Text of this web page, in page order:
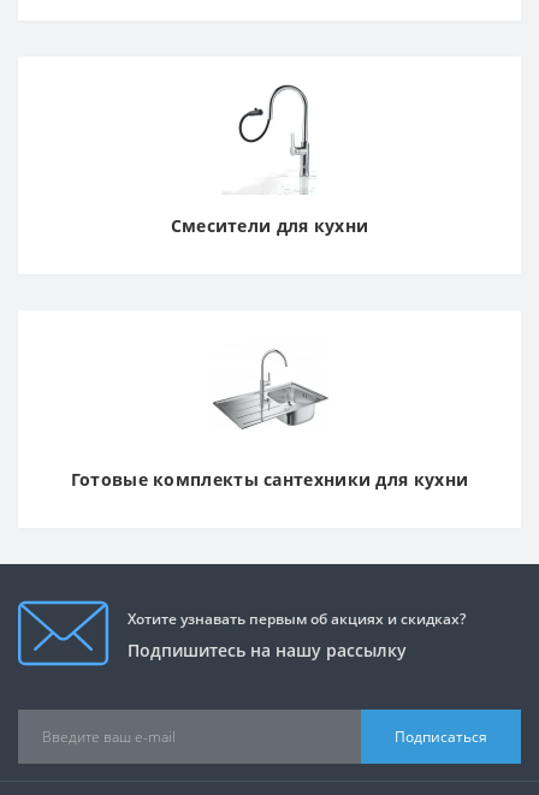
Смесители для кухни
Готовые комплекты сантехники для кухни
Хотите узнавать первым об акциях и скидках?
Подпишитесь на нашу рассылку
Подписаться